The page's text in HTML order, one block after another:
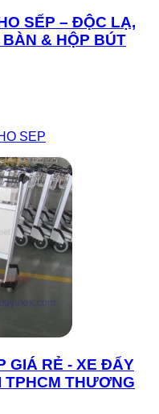
SẾP – ĐỘC LẠ,
& HỘP BÚT
SEP
GIÁ RẺ - XE ĐẨY
TPHCM THƯƠNG